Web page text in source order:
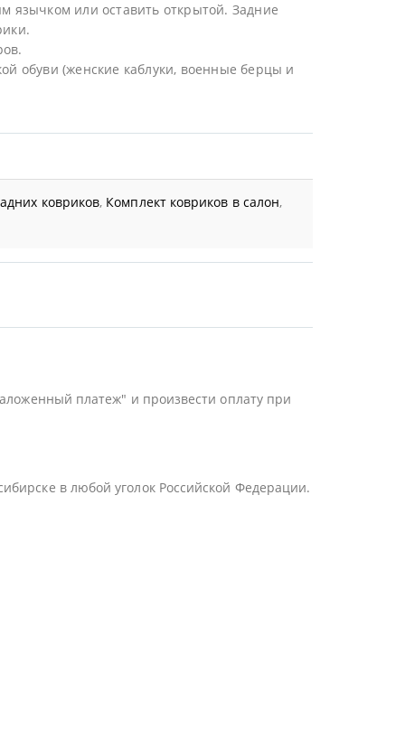
язычком или оставить открытой. Задние
обуви (женские каблуки, военные берцы и
ковриков, Комплект ковриков в салон,
платеж" и произвести оплату при
в любой уголок Российской Федерации.